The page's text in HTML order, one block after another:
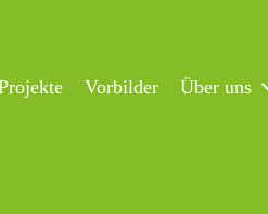
Vorbilder Über uns